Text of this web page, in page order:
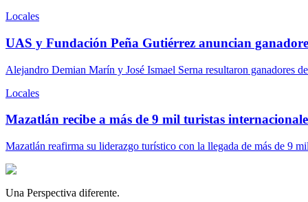
Locales
UAS y Fundación Peña Gutiérrez anuncian
Alejandro Demian Marín y José Ismael Serna resultaron ganadores
Locales
Mazatlán recibe a más de 9 mil turistas
Mazatlán reafirma su liderazgo turístico con la llegada de más de 9
Una Perspectiva diferente.